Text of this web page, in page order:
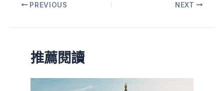
PREVIOUS NEXT
推薦閱讀